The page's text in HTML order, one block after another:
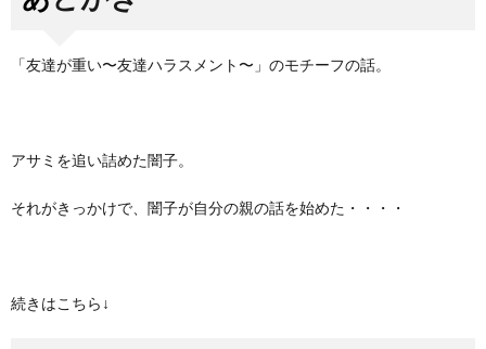
「友達が重い〜友達ハラスメント〜」のモチーフの話。
アサミを追い詰めた闇子。
それがきっかけで、闇子が自分の親の話を始めた・・・・
続きはこちら↓